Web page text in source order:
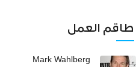
طاقم العمل
Mark Wahlberg